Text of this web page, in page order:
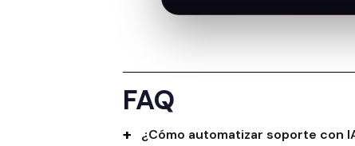
FAQ
¿Cómo automatizar soporte con